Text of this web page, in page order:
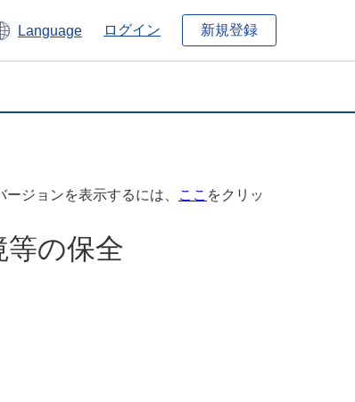
Language ログイン 新規登録
ジョンを表示するには、 ここ をクリッ
の保全